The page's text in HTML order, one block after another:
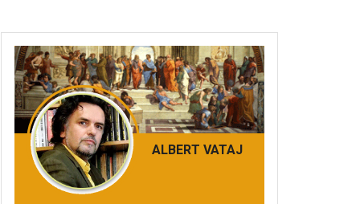
ALBERT VATAJ